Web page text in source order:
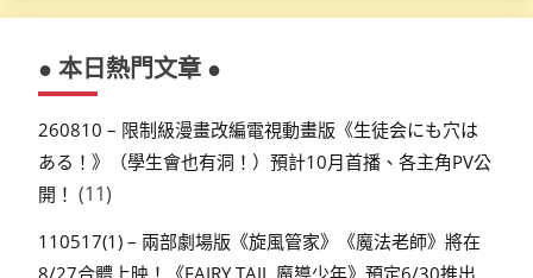
● 本日熱門文章 ●
260810 – 限制級漫畫改編電視動畫版《生徒会にも穴は
ある！》（學生會也有洞！）預計10月首播、各主角PV公
開！ (11)
110517(1) – 兩部劇場版《旋風管家》《魔法老師》將在
8/27合體上映！《FAIRY TAIL 魔導少年》預定6/30推出